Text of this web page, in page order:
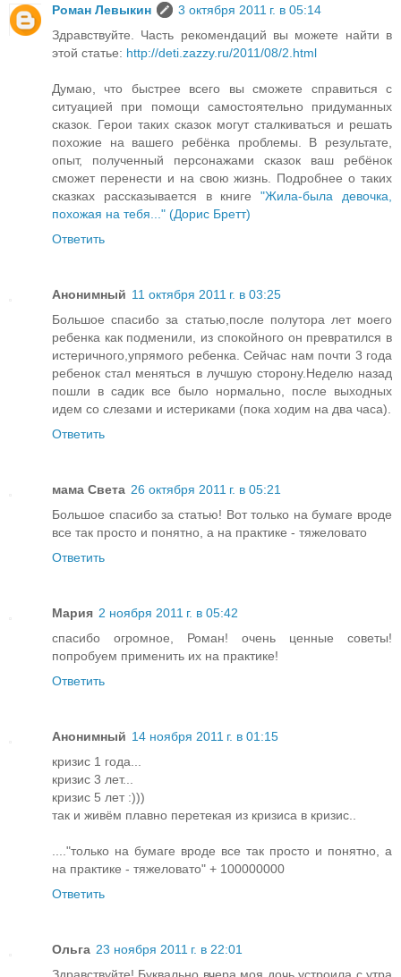
Роман Левыкин
3 октября 2011 г. в 05:14
Здравствуйте. Часть рекомендаций вы можете найти в
этой статье: http://deti.zazzy.ru/2011/08/2.html
Думаю, что быстрее всего вы сможете справиться с
ситуацией при помощи самостоятельно придуманных
сказок. Герои таких сказок могут сталкиваться и решать
похожие на вашего ребёнка проблемы. В результате,
опыт, полученный персонажами сказок ваш ребёнок
сможет перенести и на свою жизнь. Подробнее о таких
сказках рассказывается в книге"Жила-была девочка,
похожая на тебя..." (Дорис Бретт)
Ответить
Анонимный 11 октября 2011 г. в 03:25
Большое спасибо за статью,после полутора лет моего
ребенка как подменили, из спокойного он превратился в
истеричного,упрямого ребенка. Сейчас нам почти 3 года
ребенок стал меняться в лучшую сторону.Неделю назад
пошли в садик все было нормально, после выходных
идем со слезами и истериками (пока ходим на два часа).
Ответить
мама Света 26 октября 2011 г. в 05:21
Большое спасибо за статью! Вот только на бумаге вроде
все так просто и понятно, а на практике - тяжеловато
Ответить
Мария 2 ноября 2011 г. в 05:42
спасибо огромное, Роман! очень ценные советы!
попробуем применить их на практике!
Ответить
Анонимный 14 ноября 2011 г. в 01:15
кризис 1 года...
кризис 3 лет...
кризис 5 лет :)))
так и живём плавно перетекая из кризиса в кризис..
...."только на бумаге вроде все так просто и понятно, а
на практике - тяжеловато" + 100000000
Ответить
Ольга 23 ноября 2011 г. в 22:01